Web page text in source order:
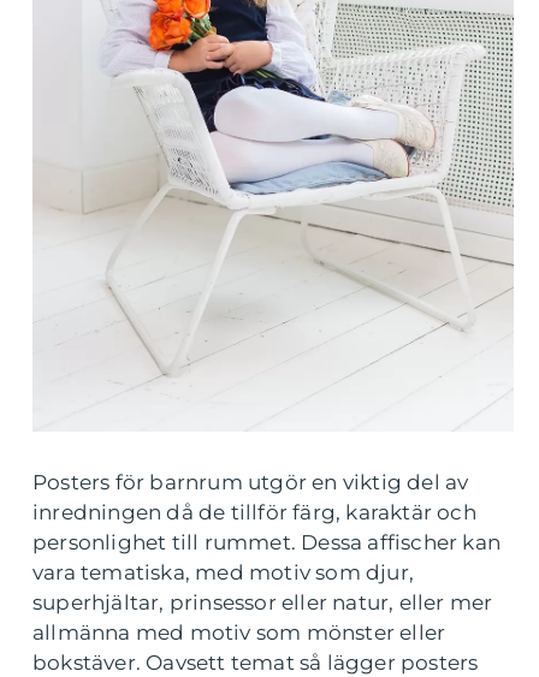
Posters för barnrum utgör en viktig del av
inredningen då de tillför färg, karaktär och
personlighet till rummet. Dessa affischer kan
vara tematiska, med motiv som djur,
superhjältar, prinsessor eller natur, eller mer
allmänna med motiv som mönster eller
bokstäver. Oavsett temat så lägger posters